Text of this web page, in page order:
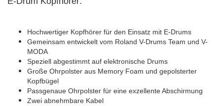
Hochwertiger Kopfhörer für den Einsatz mit E-Drums
Gemeinsam entwickelt vom Roland V-Drums Team und V-
MODA
Speziell abgestimmt auf elektronische Drums
Große Ohrpolster aus Memory Foam und gepolsterter
Kopfbügel
Passgenaue Ohrpolster für eine exzellente Abschirmung
Zwei abnehmbare Kabel